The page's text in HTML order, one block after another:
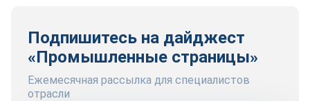
Подпишитесь на дайджест
«Промышленные страницы»
Ежемесячная рассылка для специалистов
отрасли